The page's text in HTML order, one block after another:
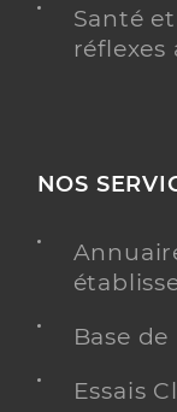
Santé
NOS
Base
Essais